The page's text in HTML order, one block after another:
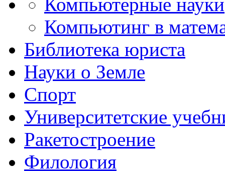
Компьютинг в
Библиотека юриста
Науки о Земле
Спорт
Университетские
Ракетостроение
Филология